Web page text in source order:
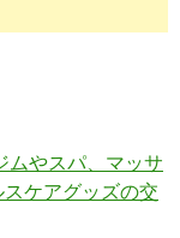
ムやスパ、マッサ
ケアグッズの交